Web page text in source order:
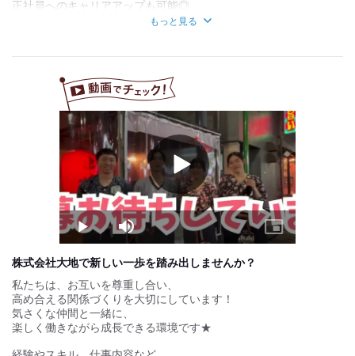
手当：5万円
【充実の評価制度でしっかり稼げる！】
■ 昇給年4回
■ 売上インセンティブあり
店舗の利益に応じてインセンティブを支給！
・店長：利益の5％ ＋ 手当（約5万円）
・副店長：利益の3％ ＋ 手当（約3万円）
・一般社員：利益の1％
試用期間：あり
■ 試用期間：3ヵ月
正社員へのキャリアアップも可能◎
「ゆくゆくは自分のお店を持ちたい！」
という夢をお持ちの方も応援します。
もっと見る
Play
Video
Play Mute
Picture-
in-
株式会社大地で新しい一歩を踏み出しませんか？
私たちは、お互いを尊重し合い、
高め合える関係づくりを大切にしています！
気さくな仲間と一緒に、
楽しく働きながら成長できる環境です★